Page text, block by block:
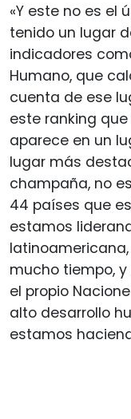
«Y este no es el
tenido un lugar
indicadores
Humano, que
cuenta de ese
este ranking
aparece en un
lugar más
champaña, no
44 países que
estamos
mucho tiempo,
el propio
alto desarrollo
estamos